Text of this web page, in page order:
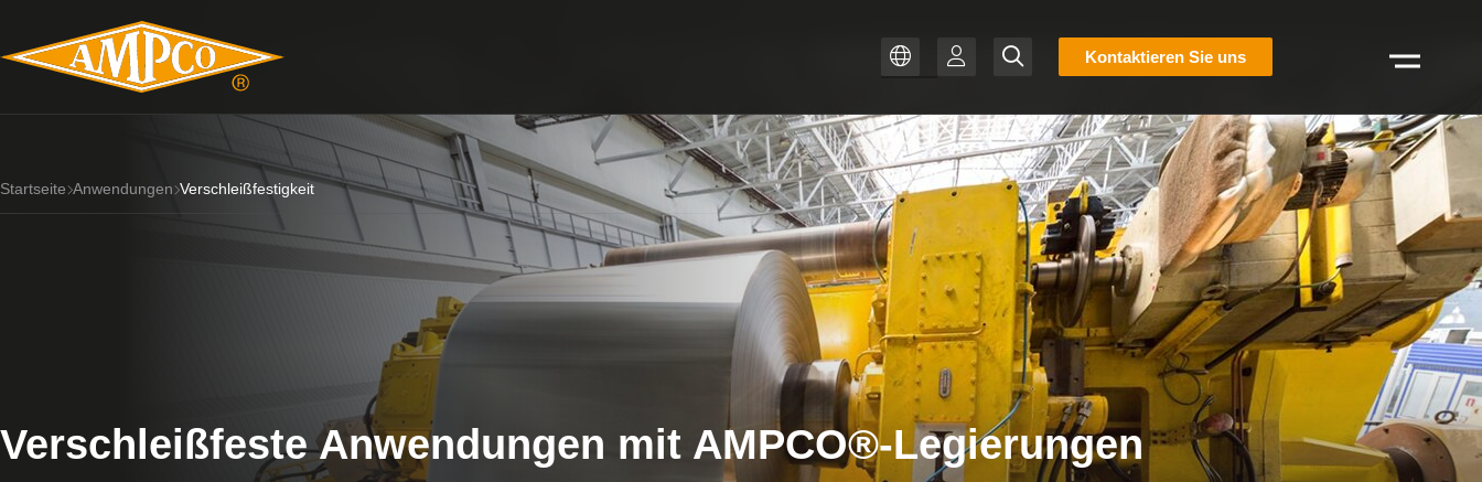
PT-BR
IT
FR
ES
EN
Lagerliste
Suchen
Kontaktieren Sie uns
Startseite Anwendungen Verschleißfestigkeit
Verschleißfeste Anwendungen mit AMPCO®-Legierungen